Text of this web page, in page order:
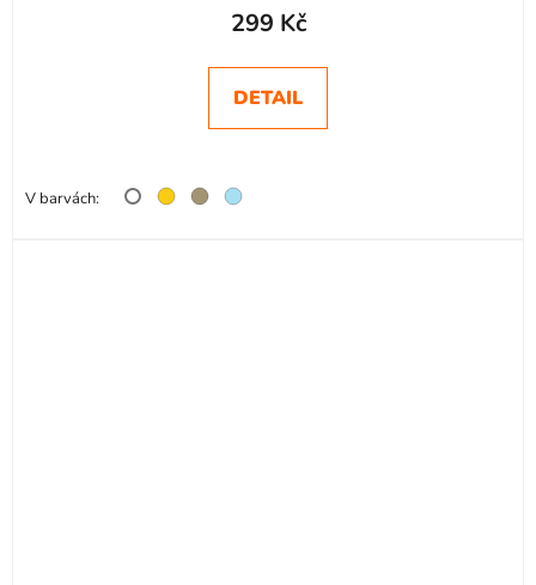
299 Kč
DETAIL
V barvách: